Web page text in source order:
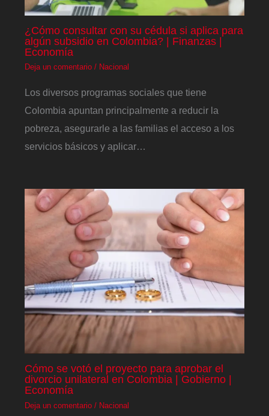
¿Cómo consultar con su cédula si aplica para
algún subsidio en Colombia? | Finanzas |
Economía
Deja un comentario / Nacional
Los diversos programas sociales que tiene
Colombia apuntan principalmente a reducir la
pobreza, asegurarle a las familias el acceso a los
servicios básicos y aplicar…
Cómo se votó el proyecto para aprobar el
divorcio unilateral en Colombia | Gobierno |
Economía
Deja un comentario / Nacional